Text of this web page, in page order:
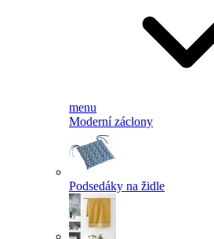
menu
Moderní záclony
Podsedáky na židle